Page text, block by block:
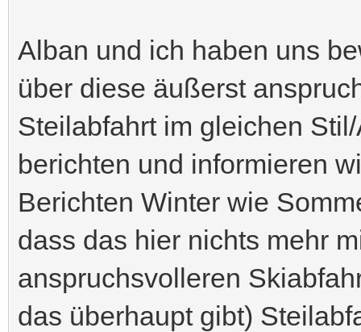
Alban und ich haben uns
über diese äußerst
Steilabfahrt im gleichen
berichten und informieren
Berichten Winter wie
dass das hier nichts mehr
anspruchsvolleren
das überhaupt gibt)